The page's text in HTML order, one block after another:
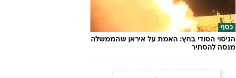
כסף
הניסוי הסודי בחץ: האמת על איראן שהממשלה
מנסה להסתיר